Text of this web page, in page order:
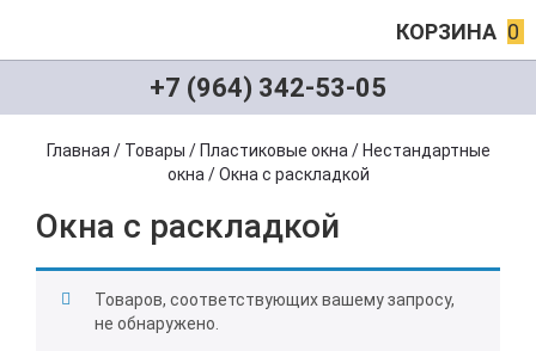
КОРЗИНА 0
+7 (964) 342-53-05
Главная / Товары / Пластиковые окна / Нестандартные
окна /Окна с раскладкой
Окна с раскладкой
Товаров, соответствующих вашему запросу,
не обнаружено.